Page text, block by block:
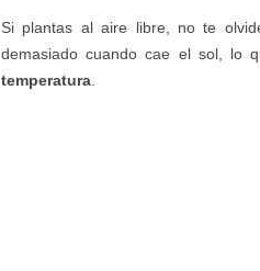
Si plantas al aire libre, no te
demasiado cuando cae el sol, lo
temperatura